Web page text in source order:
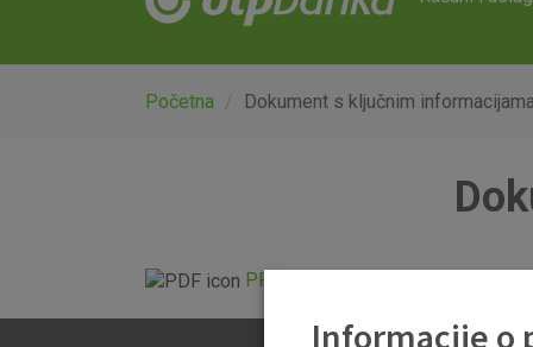
Početna Dokument s ključnim
PRIIP MULTI EUR 2027.pdf
Informacije o